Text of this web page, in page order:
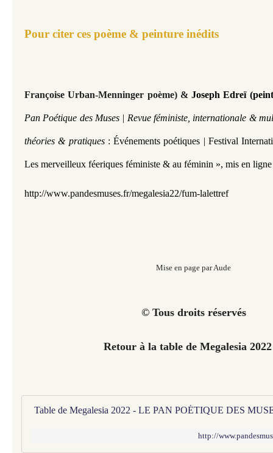
Pour citer ces poème & peinture inédits
​Françoise Urban-Menninger poème) & Joseph Edreï
Pan Poétique des Muses | Revue féministe, internationale &
théories & pratiques : Événements poétiques | Festival
Les merveilleux féeriques féministe & au féminin », mis en
http://www.pandesmuses.fr/megalesia22/fum-lalettref
Mise en page par Aude
© Tous droits réservés
Retour à la table de Megalesia 2022
Table de Megalesia 2022 - LE PAN POÉTIQUE DES
http://